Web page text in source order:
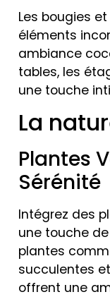
Les bougies
éléments
ambiance
tables, les
une touche
La
Plantes
Sérénité
Intégrez des
une touche
plantes
succulentes
offrent une